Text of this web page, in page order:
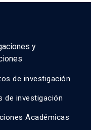
y
de investigación
de investigación
Académicas